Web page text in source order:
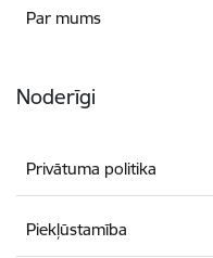
Par mums
Noderīgi
Privātuma politika
Piekļūstamība